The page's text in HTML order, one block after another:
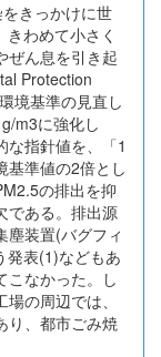
きっかけに世
わめて小さく
ぜん息を引き起
Protection
境基準の見直し
m3に強化し
な指針値を、「1
基準値の2倍とし
の排出を抑
である。排出源
塵装置(バグフィ
発表(1)などもあ
こなかった。し
の周辺では、
り、都市ごみ焼